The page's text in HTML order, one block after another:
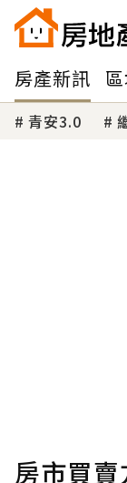
房產新訊
青安3.0
房市買